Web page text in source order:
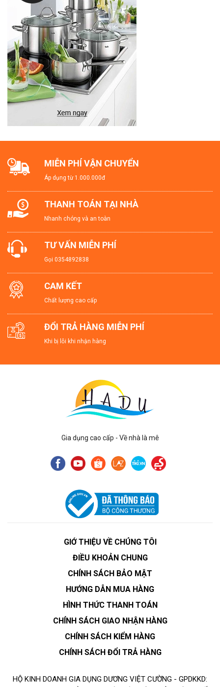
MIỄN PHÍ VẬN CHUYỂN
Áp dụng từ 1.000.000đ
THANH TOÁN TẠI NHÀ
Nhanh chóng và an toàn
TƯ VẤN MIỄN PHÍ
Gọi 0354892838
CAM KẾT
Chất lượng cao cấp
ĐỔI TRẢ HÀNG MIỄN PHÍ
Khi bị lỗi khi nhận hàng
Gia dụng cao cấp - Về nhà là mê
GIỚ THIỆU VỀ CHÚNG TÔI
ĐIỀU KHOẢN CHUNG
CHÍNH SÁCH BẢO MẬT
HƯỚNG DẪN MUA HÀNG
HÌNH THỨC THANH TOÁN
CHÍNH SÁCH GIAO NHẬN HÀNG
CHÍNH SÁCH KIỂM HÀNG
CHÍNH SÁCH ĐỔI TRẢ HÀNG
HỘ KINH DOANH GIA DỤNG DƯƠNG VIỆT CƯỜNG - GPDKKD: